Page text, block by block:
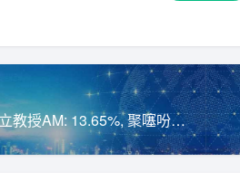
华南理工叶轩立教授AM: 13.65%, 聚噻吩衍生物有机太阳能电池的新纪录！